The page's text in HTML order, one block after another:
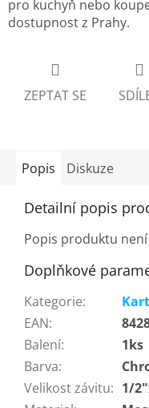
pro kuchyň nebo
dostupnost z Prahy.
ZEPTAT SE
Popis Diskuze
Detailní popis
Popis produktu
Doplňkové
Kategorie:
EAN:
Balení:
1ks
Barva:
Velikost závitu: 1/